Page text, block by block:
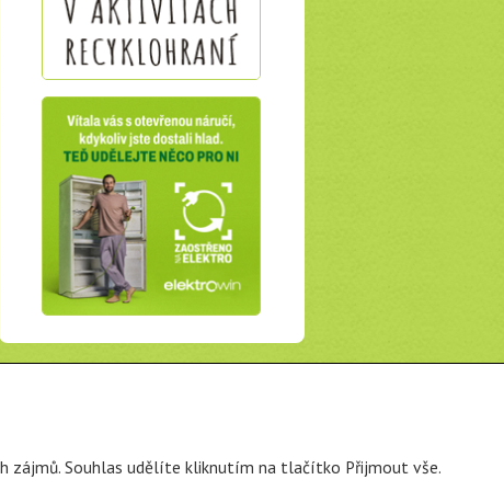
zájmů. Souhlas udělíte kliknutím na tlačítko Přijmout vše.